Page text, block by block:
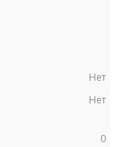
Нет
Нет
0